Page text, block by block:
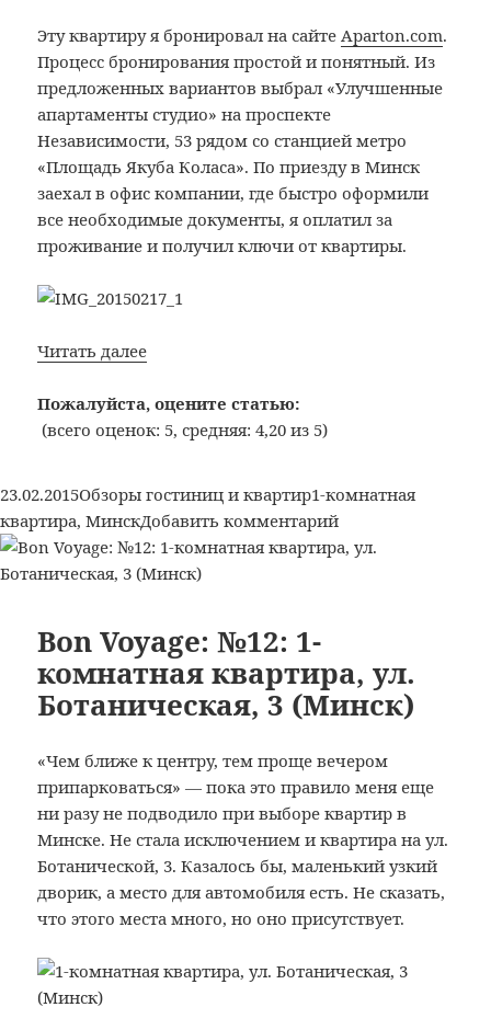
8
(Гродно)
Эту квартиру я бронировал на сайтеAparton.com.
Процесс бронирования простой и понятный. Из
предложенных вариантов выбрал «Улучшенные
апартаменты студио» на проспекте
Независимости, 53 рядом со станцией метро
«Площадь Якуба Коласа». По приезду в Минск
заехал в офис компании, где быстро оформили
все необходимые документы, я оплатил за
проживание и получил ключи от квартиры.
Читать далееBon
№13:
1-
пр-
т
Независимости,
53
Пожалуйста, оцените статью:
(всего оценок: 5, средняя: 4,20 из 5)
Опубликовано
23.02.2015Рубрики
Обзоры гостиниц и квартирМетки
1-комнатная
квартира, МинскДобавить комментарийк
записи
комнатная
квартира,
т
Независимости,
53
(Минск)
Bon Voyage: №12: 1-
комнатная квартира, ул.
Ботаническая, 3 (Минск)
«Чем ближе к центру, тем проще вечером
припарковаться» — пока это правило меня еще
ни разу не подводило при выборе квартир в
Минске. Не стала исключением и квартира на ул.
Ботанической, 3. Казалось бы, маленький узкий
дворик, а место для автомобиля есть. Не сказать,
что этого места много, но оно присутствует.